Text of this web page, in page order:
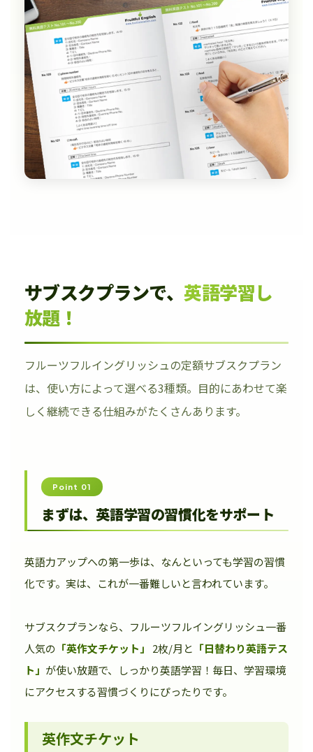
サブスクプランで、 英語学習し
放題！
フルーツフルイングリッシュの定額サブスクプラン
は、使い方によって選べる3種類。目的にあわせて楽
しく継続できる仕組みがたくさんあります。
Point 01
まずは、英語学習の習慣化をサポート
英語力アップへの第一歩は、なんといっても学習の習慣
化です。実は、これが一番難しいと言われています。
サブスクプランなら、フルーツフルイングリッシュ一番
人気の 「英作文チケット」 2枚/月と 「日替わり英語テス
ト」 が使い放題で、しっかり英語学習！毎日、学習環境
にアクセスする習慣づくりにぴったりです。
英作文チケット